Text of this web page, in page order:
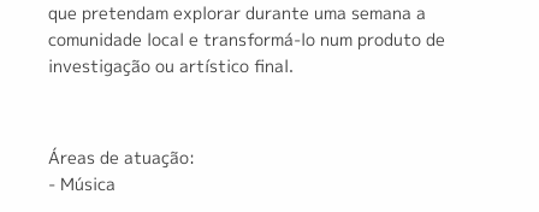
que pretendam explorar durante uma semana a
comunidade local e transformá-lo num produto de
investigação ou artístico final.
Áreas de atuação:
- Música